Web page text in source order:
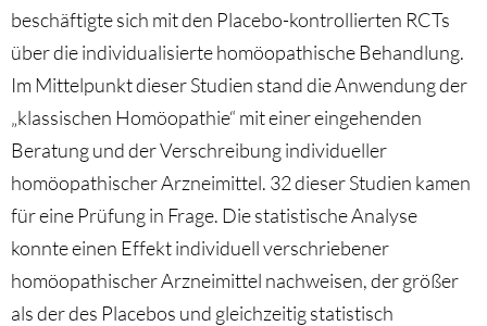
beschäftigte sich mit den Placebo-kontrollierten RCTs
über die individualisierte homöopathische Behandlung.
Im Mittelpunkt dieser Studien stand die Anwendung der
„klassischen Homöopathie“ mit einer eingehenden
Beratung und der Verschreibung individueller
homöopathischer Arzneimittel. 32 dieser Studien kamen
für eine Prüfung in Frage. Die statistische Analyse
konnte einen Effekt individuell verschriebener
homöopathischer Arzneimittel nachweisen, der größer
als der des Placebos und gleichzeitig statistisch